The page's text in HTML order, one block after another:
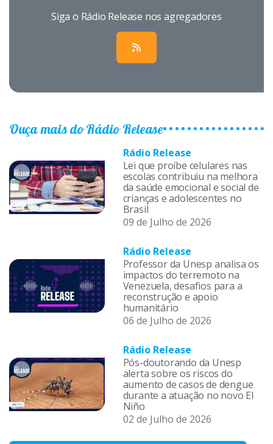
Siga o Rádio Release nos agregadores
Ouça mais do Rádio Release
Rádio Release
Lei que proíbe celulares nas
escolas contribuiu na melhora
da saúde emocional e social de
crianças e adolescentes no
Brasil
09 de Julho de 2026
Rádio Release
Professor da Unesp analisa os
impactos do terremoto na
Venezuela, desafios para a
reconstrução e apoio
humanitário
06 de Julho de 2026
Rádio Release
Pós-doutorando da Unesp
alerta sobre os riscos do
aumento de casos de dengue
durante a atuação no novo El
Niño
02 de Julho de 2026